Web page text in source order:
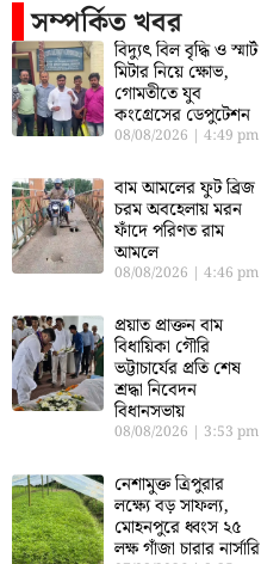
সম্পর্কিত খবর
বিদ্যুৎ বিল বৃদ্ধি ও স্মার্ট
মিটার নিয়ে ক্ষোভ,
গোমতীতে যুব
কংগ্রেসের ডেপুটেশন
08/08/2026 4:49 pm
বাম আমলের ফুট ব্রিজ
চরম অবহেলায় মরন
ফাঁদে পরিণত রাম
আমলে
08/08/2026 4:46 pm
প্রয়াত প্রাক্তন বাম
বিধায়িকা গৌরি
ভট্টাচার্যের প্রতি শেষ
শ্রদ্ধা নিবেদন
বিধানসভায়
08/08/2026 3:53 pm
নেশামুক্ত ত্রিপুরার
লক্ষ্যে বড় সাফল্য,
মোহনপুরে ধ্বংস ২৫
লক্ষ গাঁজা চারার নার্সারি